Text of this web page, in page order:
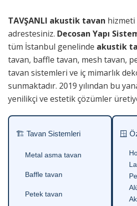
TAVŞANLI akustik tavan hizmeti
adrestesiniz. Decosan Yapı
tüm İstanbul genelinde akustik
tavan, baffle tavan, mesh tavan,
tavan sistemleri ve iç mimarlık
sunmaktadır. 2019 yılından bu
yenilikçi ve estetik çözümler
🏗 Tavan Sistemleri
Metal asma tavan
Baffle tavan
Petek tavan
🪟